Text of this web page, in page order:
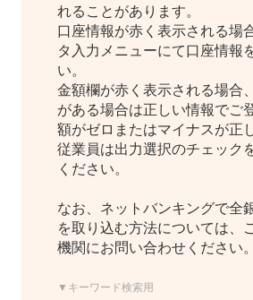
れることがあります。
口座情報が赤く表示される場
タ入力メニューにて口座情報
い。
金額欄が赤く表示される場合
がある場合は正しい情報でご
額がゼロまたはマイナスが正
従業員は出力選択のチェック
ください。
なお、ネットバンキングで全
を取り込む方法については、
機関にお問い合わせください。
▼キーワード検索用